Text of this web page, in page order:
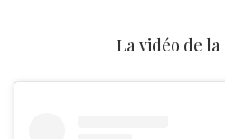
La vidéo de